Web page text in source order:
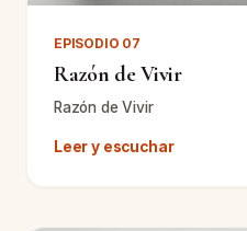
EPISODIO 07
Razón de Vivir
Razón de Vivir
Leer y escuchar